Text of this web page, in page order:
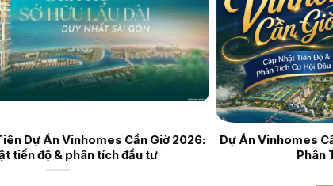
Phân khu Vịnh Tiên Dự Án Vinhomes Cần Giờ 2026:
Cập nhật tiến độ & phân tích đầu tư
Dự